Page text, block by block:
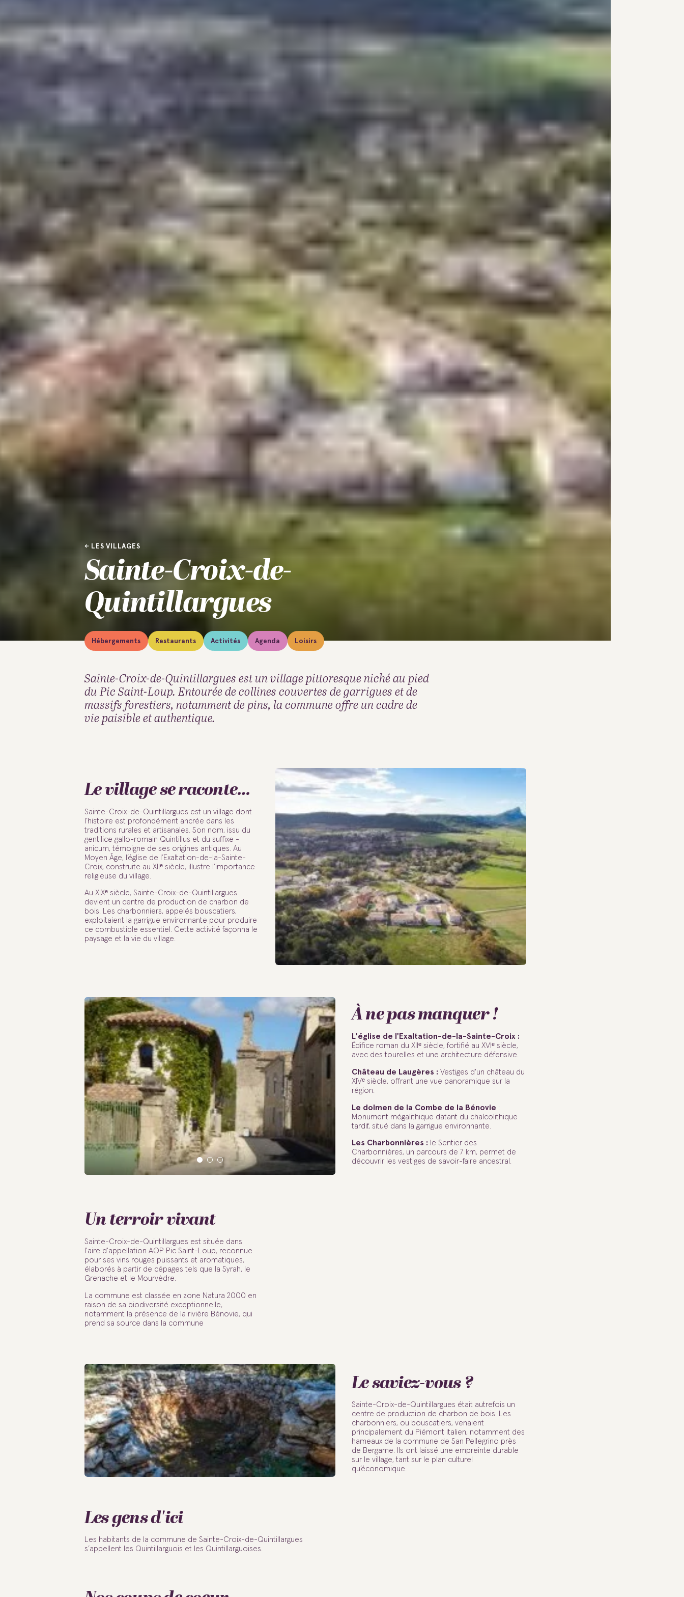
LES VILLAGES
Sainte-Croix-de-
Quintillargues
Hébergements Restaurants Activités Agenda Loisirs
Sainte-Croix-de-Quintillargues est un village pittoresque niché au pied
du Pic Saint-Loup. Entourée de collines couvertes de garrigues et de
massifs forestiers, notamment de pins, la commune offre un cadre de
vie paisible et authentique.
Le village se raconte…
Sainte-Croix-de-Quintillargues est un village dont
l’histoire est profondément ancrée dans les
traditions rurales et artisanales. Son nom, issu du
gentilice gallo-romain Quintillus et du suffixe -
anicum, témoigne de ses origines antiques. Au
Moyen Âge, l’église de l’Exaltation-de-la-Sainte-
Croix, construite au XIIᵉ siècle, illustre l’importance
religieuse du village.
Au XIXᵉ siècle, Sainte-Croix-de-Quintillargues
devient un centre de production de charbon de
bois. Les charbonniers, appelés bouscatiers,
exploitaient la garrigue environnante pour produire
ce combustible essentiel. Cette activité façonna le
paysage et la vie du village.
À ne pas manquer !
L'église de l'Exaltation-de-la-Sainte-Croix :
Édifice roman du XIIᵉ siècle, fortifié au XVIᵉ siècle,
avec des tourelles et une architecture défensive.
Château de Laugères : Vestiges d'un château du
XIVᵉ siècle, offrant une vue panoramique sur la
région.
Le dolmen de la Combe de la Bénovie :
Monument mégalithique datant du chalcolithique
tardif, situé dans la garrigue environnante.
Les Charbonnières : le Sentier des
Charbonnières, un parcours de 7 km, permet de
découvrir les vestiges de savoir-faire ancestral.
Un terroir vivant
Sainte-Croix-de-Quintillargues est située dans
l'aire d'appellation AOP Pic Saint-Loup, reconnue
pour ses vins rouges puissants et aromatiques,
élaborés à partir de cépages tels que la Syrah, le
Grenache et le Mourvèdre.
La commune est classée en zone Natura 2000 en
raison de sa biodiversité exceptionnelle,
notamment la présence de la rivière Bénovie, qui
prend sa source dans la commune
Le saviez-vous ?
Sainte-Croix-de-Quintillargues était autrefois un
centre de production de charbon de bois. Les
charbonniers, ou bouscatiers, venaient
principalement du Piémont italien, notamment des
hameaux de la commune de San Pellegrino près
de Bergame. Ils ont laissé une empreinte durable
sur le village, tant sur le plan culturel
qu’économique.
Les gens d'ici
Les habitants de la commune de Sainte-Croix-de-Quintillargues
s’appellent les Quintillarguois et les Quintillarguoises.